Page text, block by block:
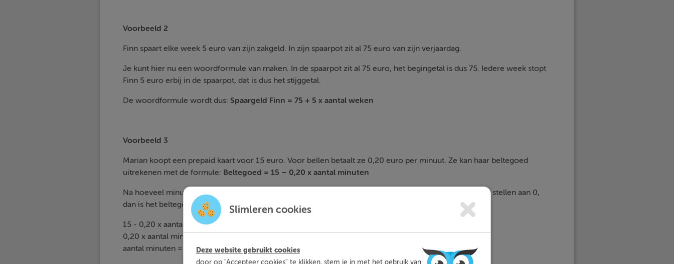
Voorbeeld 2
Finn spaart elke week 5 euro van zijn zakgeld. In zijn spaarpot zit al 75 euro van zijn verjaardag.
Je kunt hier nu een woordformule van maken. In de spaarpot zit al 75 euro, het begingetal is dus 75. Iedere week stopt
Finn 5 euro erbij in de spaarpot, dat is dus het stijggetal.
De woordformule wordt dus: Spaargeld Finn = 75 + 5 x aantal weken
Voorbeeld 3
Marian koopt een prepaid kaart voor 15 euro. Voor bellen betaalt ze 0,20 euro per minuut. Ze kan haar beltegoed
uitrekenen met de formule: Beltegoed = 15 – 0,20 x aantal minuten
Na hoeveel minuten bellen is haar beltegoed op? Dit kun je uitrekenen door de woordformule gelijk te stellen aan 0,
dan is het beltegoed namelijk op.
15 - 0,20 x aantal minuten = 0
0,20 x aantal minuten = 15
aantal minuten = 15 : 0,2 = 75 minuten
Slimleren cookies
Deze website gebruikt cookies
door op "Accepteer cookies" te klikken, stem je in met het gebruik van